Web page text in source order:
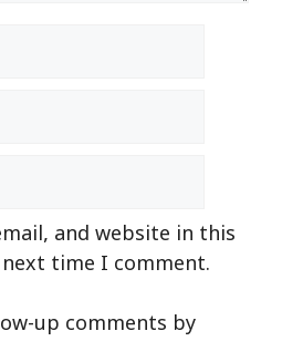
and website in this
time I comment.
up comments by